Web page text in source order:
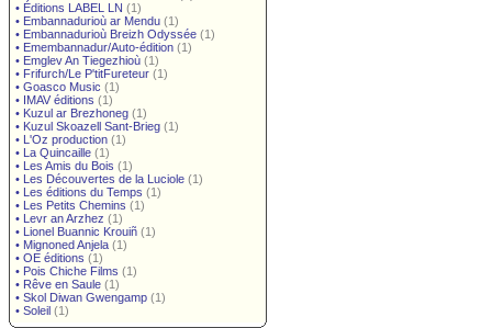
• Éditions LABEL LN (1)
• Embannadurioù ar Mendu (1)
• Embannadurioù Breizh Odyssée (1)
• Emembannadur/Auto-édition (1)
• Emglev An Tiegezhioù (1)
• Frifurch/Le P'titFureteur (1)
• Goasco Music (1)
• IMAV éditions (1)
• Kuzul ar Brezhoneg (1)
• Kuzul Skoazell Sant-Brieg (1)
• L'Oz production (1)
• La Quincaille (1)
• Les Amis du Bois (1)
• Les Découvertes de la Luciole (1)
• Les éditions du Temps (1)
• Les Petits Chemins (1)
• Levr an Arzhez (1)
• Lionel Buannic Krouiñ (1)
• Mignoned Anjela (1)
• OE éditions (1)
• Pois Chiche Films (1)
• Rêve en Saule (1)
• Skol Diwan Gwengamp (1)
• Soleil (1)